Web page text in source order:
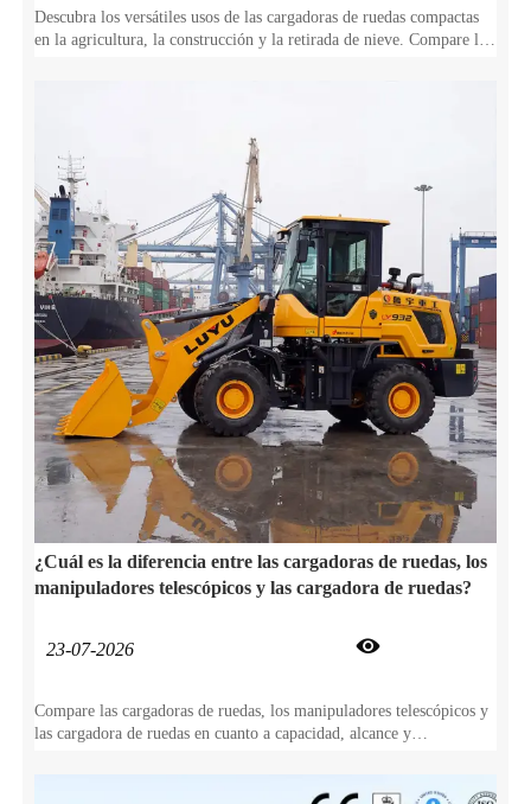
Descubra los versátiles usos de las cargadoras de ruedas compactas
en la agricultura, la construcción y la retirada de nieve. Compare las
¿Cuál es la diferencia entre las cargadoras de ruedas, los
manipuladores telescópicos y las cargadora de ruedas?
23-07-2026 
Compare las cargadoras de ruedas, los manipuladores telescópicos y
las cargadora de ruedas en cuanto a capacidad, alcance y